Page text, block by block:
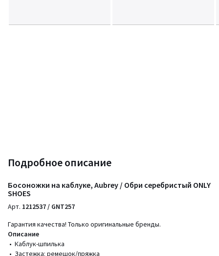
Подробное описание
Босоножки на каблуке, Aubrey / Обри серебристый ONLY
SHOES
Арт. 1212537 / GNT257
Гарантия качества! Только оригинальные бренды.
Описание
• Каблук-шпилька
• Застежка: ремешок/пряжка